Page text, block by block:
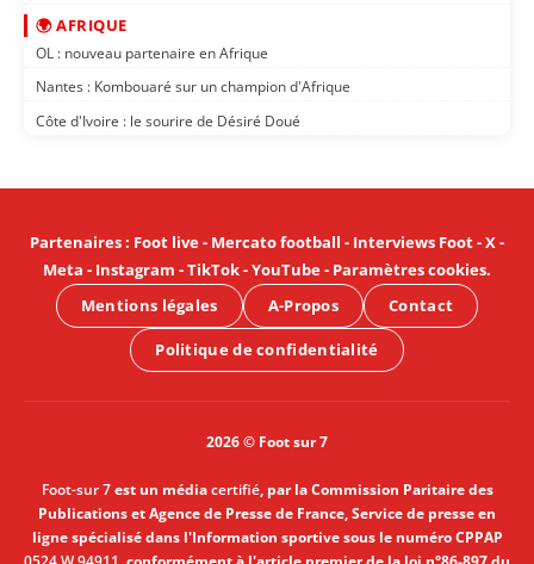
🌍 AFRIQUE
OL : nouveau partenaire en Afrique
Nantes : Kombouaré sur un champion d'Afrique
Côte d'Ivoire : le sourire de Désiré Doué
Partenaires: Foot live- Mercato football - Interviews Foot-X-
Meta - Instagram -TikTok-YouTube- Paramètres cookies.
Mentions légales
A-Propos Contact
Politique de confidentialité
2026 © Foot sur 7
Foot-sur 7est un médiacertifié, par la Commission Paritaire des
Publications et Agence de Presse de France, Service de presse en
ligne spécialisé dans l'Information sportive sous le numéro CPPAP